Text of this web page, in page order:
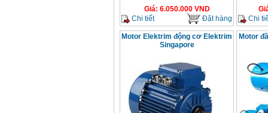
Giá: 6.050.000VND
Chi tiết
Đặt hàng
Chi
Motor Elektrim động cơ Elektrim
Singapore
Motor